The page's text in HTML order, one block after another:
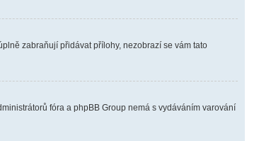
zabraňují přidávat přílohy, nezobrazí se vám tato
fóra a phpBB Group nemá s vydáváním varování